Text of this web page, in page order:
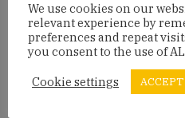
uživati u dječjim idejama i
Digitalni program
We use cookies on our
relevant experience by
preferences and repeat
you consent to the use of
Cookie settings
ACCEPT